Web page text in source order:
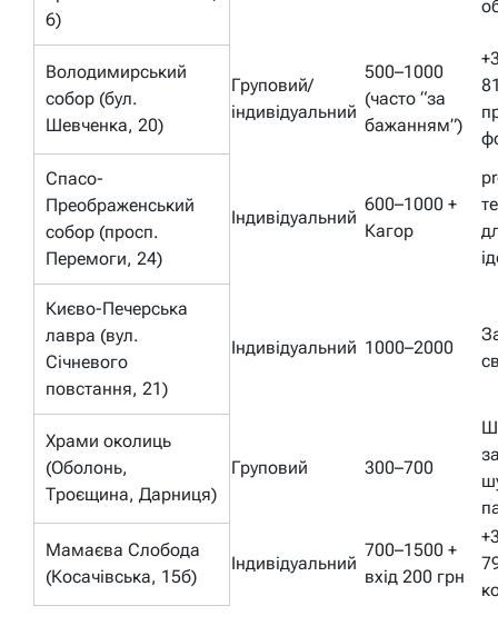
6)
Володимирський
собор (бул.
Шевченка, 20)
Груповий/
індивідуальний
500–1000
(часто “за
бажанням”)
Спасо-
Преображенський
собор (просп.
Перемоги, 24)
Індивідуальний
600–1000 +
Кагор
Києво-Печерська
лавра (вул.
Січневого
повстання, 21)
Індивідуальний 1000–2000
Храми околиць
(Оболонь,
Троєщина, Дарниця)
Груповий 300–700
Мамаєва Слобода
(Косачівська, 15б)
Індивідуальний
700–1500 +
вхід 200 грн